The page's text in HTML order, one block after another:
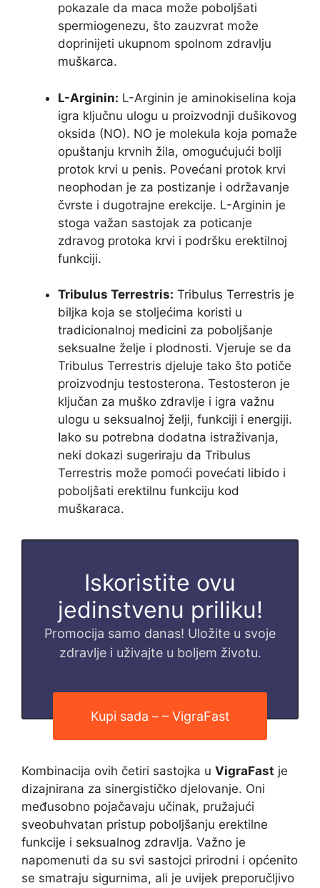
pokazale da maca može poboljšati
spermiogenezu, što zauzvrat može
doprinijeti ukupnom spolnom zdravlju
muškarca.
L-Arginin: L-Arginin je aminokiselina koja
igra ključnu ulogu u proizvodnji dušikovog
oksida (NO). NO je molekula koja pomaže
opuštanju krvnih žila, omogućujući bolji
protok krvi u penis. Povećani protok krvi
neophodan je za postizanje i održavanje
čvrste i dugotrajne erekcije. L-Arginin je
stoga važan sastojak za poticanje
zdravog protoka krvi i podršku erektilnoj
funkciji.
Tribulus Terrestris: Tribulus Terrestris je
biljka koja se stoljećima koristi u
tradicionalnoj medicini za poboljšanje
seksualne želje i plodnosti. Vjeruje se da
Tribulus Terrestris djeluje tako što potiče
proizvodnju testosterona. Testosteron je
ključan za muško zdravlje i igra važnu
ulogu u seksualnoj želji, funkciji i energiji.
Iako su potrebna dodatna istraživanja,
neki dokazi sugeriraju da Tribulus
Terrestris može pomoći povećati libido i
poboljšati erektilnu funkciju kod
muškaraca.
Iskoristite ovu
jedinstvenu priliku!
Promocija samo danas! Uložite u svoje
zdravlje i uživajte u boljem životu.
Kupi sada – – VigraFast
Kombinacija ovih četiri sastojka u VigraFast je
dizajnirana za sinergističko djelovanje. Oni
međusobno pojačavaju učinak, pružajući
sveobuhvatan pristup poboljšanju erektilne
funkcije i seksualnog zdravlja. Važno je
napomenuti da su svi sastojci prirodni i općenito
se smatraju sigurnima, ali je uvijek preporučljivo